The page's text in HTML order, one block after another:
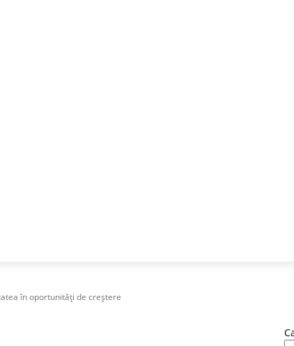
în oportunități de creștere